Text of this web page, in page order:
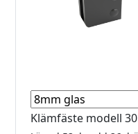
Klämfäste modell 30